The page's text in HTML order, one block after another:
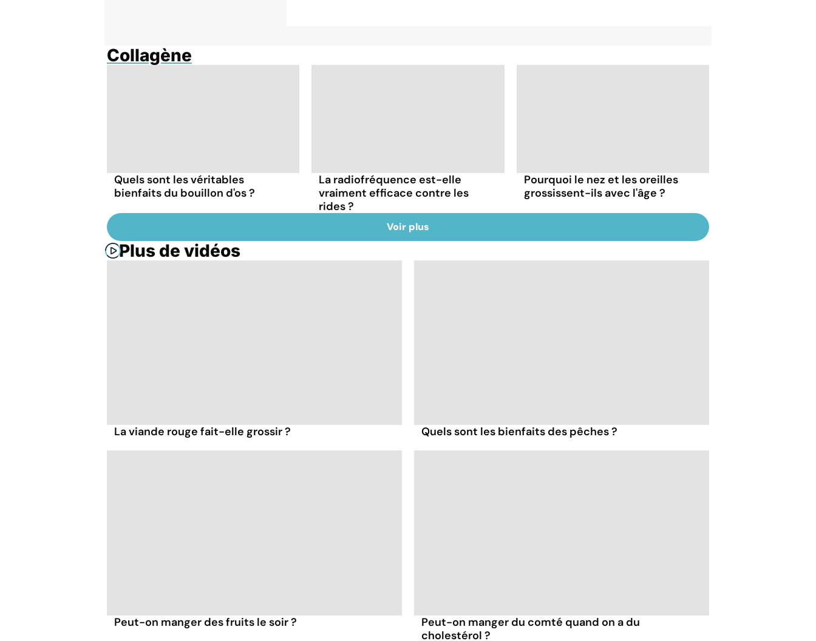
Collagène
Quels sont les véritables
bienfaits du bouillon d'os ?
La radiofréquence est-elle
vraiment efficace contre les
rides ?
Pourquoi le nez et les oreilles
grossissent-ils avec l'âge ?
Voir plus
Plus de vidéos
La viande rouge fait-elle grossir ? Quels sont les bienfaits des pêches ?
Peut-on manger des fruits le soir ?
Peut-on manger du comté quand on a du
cholestérol ?